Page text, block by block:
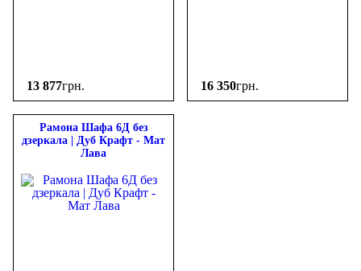
13 877грн. 16 350грн.
Рамона Шафа 6Д без
дзеркала | Дуб Крафт - Мат
Лава